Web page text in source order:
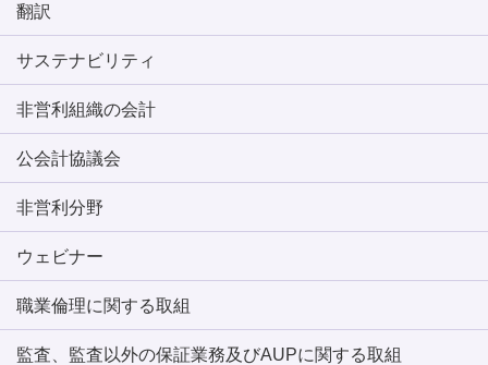
翻訳
サステナビリティ
非営利組織の会計
公会計協議会
非営利分野
ウェビナー
職業倫理に関する取組
監査、監査以外の保証業務及びAUPに関する取組